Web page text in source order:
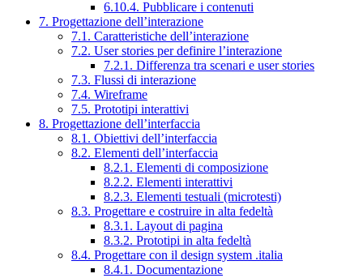
6.10.4. Pubblicare i contenuti
7. Progettazione dell’interazione
7.1. Caratteristiche dell’interazione
7.2. User stories per definire l’interazione
7.2.1. Differenza tra scenari e user stories
7.3. Flussi di interazione
7.4. Wireframe
7.5. Prototipi interattivi
8. Progettazione dell’interfaccia
8.1. Obiettivi dell’interfaccia
8.2. Elementi dell’interfaccia
8.2.1. Elementi di composizione
8.2.2. Elementi interattivi
8.2.3. Elementi testuali (microtesti)
8.3. Progettare e costruire in alta fedeltà
8.3.1. Layout di pagina
8.3.2. Prototipi in alta fedeltà
8.4. Progettare con il design system .italia
8.4.1. Documentazione